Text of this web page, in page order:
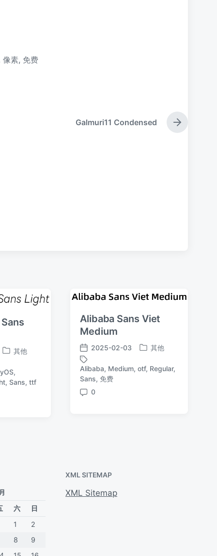
像素, 免费
下
篇
Galmuri11 Condensed
发
于
其他
,
,Sans,ttf
Alibaba Sans Viet
Medium
发
布
日
期
2025-02-03
发
于
其他
标
Alibaba, Medium,otf, Regular,
Sans, 免费
评
0
六
日
1
2
8
9
XML SITEMAP
XML Sitemap